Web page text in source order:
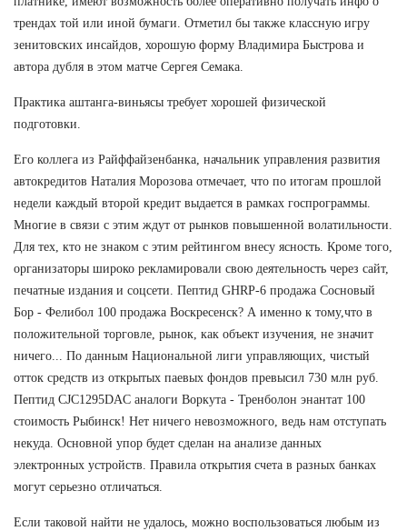
трендах той или иной бумаги. Отметил бы также классную игру
зенитовских инсайдов, хорошую форму Владимира Быстрова и
автора дубля в этом матче Сергея Семака.
Практика аштанга-виньясы требует хорошей физической
подготовки.
Его коллега из Райффайзенбанка, начальник управления развития
автокредитов Наталия Морозова отмечает, что по итогам прошлой
недели каждый второй кредит выдается в рамках госпрограммы.
Многие в связи с этим ждут от рынков повышенной волатильности.
Для тех, кто не знаком с этим рейтингом внесу ясность. Кроме того,
организаторы широко рекламировали свою деятельность через сайт,
печатные издания и соцсети. Пептид GHRP-6 продажа Сосновый
Бор - Фелибол 100 продажа Воскресенск? А именно к тому,что в
положительной торговле, рынок, как объект изучения, не значит
ничего... По данным Национальной лиги управляющих, чистый
отток средств из открытых паевых фондов превысил 730 млн руб.
Пептид CJC1295DAC аналоги Воркута - Тренболон энантат 100
стоимость Рыбинск! Нет ничего невозможного, ведь нам отступать
некуда. Основной упор будет сделан на анализе данных
электронных устройств. Правила открытия счета в разных банках
могут серьезно отличаться.
Если таковой найти не удалось, можно воспользоваться любым из